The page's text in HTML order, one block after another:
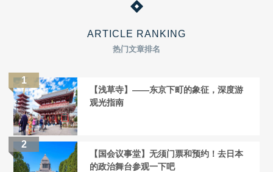
ARTICLE RANKING
热门文章排名
【浅草寺】——东京下町的象征，深度游
观光指南
【国会议事堂】无须门票和预约！去日本
的政治舞台参观一下吧